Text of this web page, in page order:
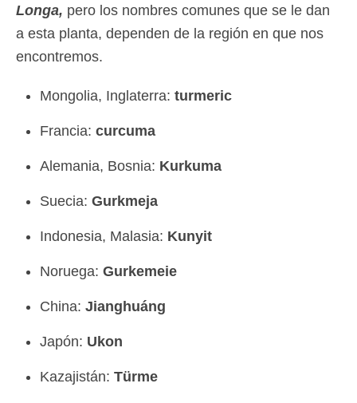
Longa, pero los nombres comunes que se le dan
a esta planta, dependen de la región en que nos
encontremos.
Mongolia, Inglaterra: turmeric
Francia: curcuma
Alemania, Bosnia: Kurkuma
Suecia: Gurkmeja
Indonesia, Malasia: Kunyit
Noruega: Gurkemeie
China: Jianghuáng
Japón: Ukon
Kazajistán: Türme